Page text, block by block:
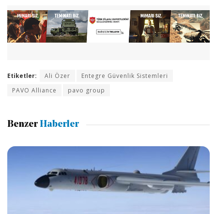
Etiketler: Ali Özer
Entegre Güvenlik Sistemleri
PAVO Alliance
pavo group
Benzer Haberler